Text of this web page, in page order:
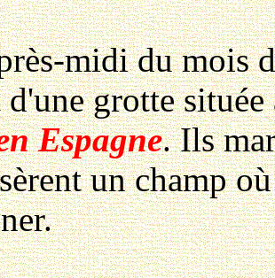
midi du mois
grotte
Espagne. Ils
un champ